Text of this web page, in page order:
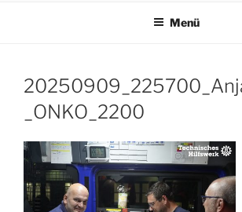
Menü
_ONKO_2200